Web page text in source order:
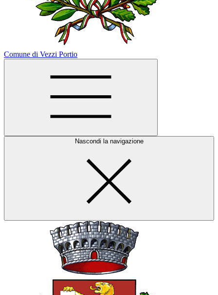
Comune di Vezzi Portio
Nascondi la navigazione